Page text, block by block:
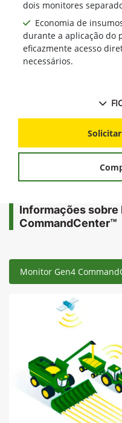
dois monitores
Economia de
durante a aplicação do
eficazmente acesso
necessários.
Informações sobre
CommandCenter™
Monitor Gen4